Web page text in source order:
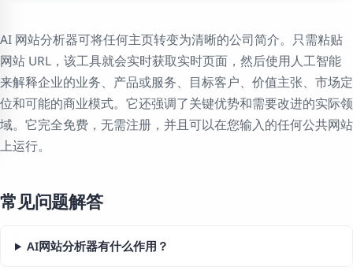
AI 网站分析器可将任何主页转变为清晰的公司简介。只需粘贴
网站 URL，该工具就会实时获取实时页面，然后使用人工智能
来解释企业的业务、产品或服务、目标客户、价值主张、市场定
位和可能的商业模式。它还强调了关键优势和需要改进的实际领
域。它完全免费，无需注册，并且可以在您输入的任何公共网站
上运行。
常见问题解答
AI网站分析器有什么作用？